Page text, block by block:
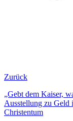
Zurück
„Gebt dem Kaiser,
Ausstellung zu Geld
Christentum